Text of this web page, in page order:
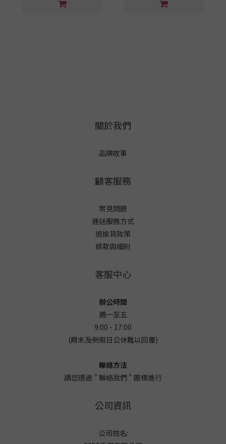
關於我們
品牌故事
顧客服務
常見問題
運送服務方式
退換貨政策
條款與細則
客服中心
辦公時間
週一至五
9:00 - 17:00
(周末及例假日公休難以回覆)
聯絡方法
請您透過 " 聯絡我們 " 圖標進行
公司資訊
公司姓名: